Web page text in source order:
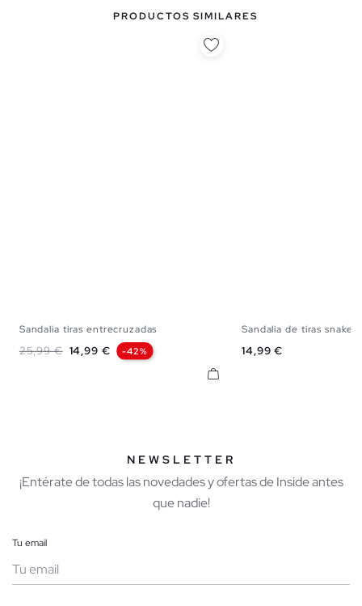
PRODUCTOS SIMILARES
Sandalia tiras entrecruzadas
Precio base
25,99 € Precio
14,99 € -42%
Sandalia de tiras snake
Precio
14,99 €
NEWSLETTER
¡Entérate de todas las novedades y ofertas de Inside antes
que nadie!
Tu email